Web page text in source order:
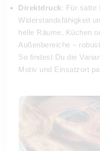
Direktdruck: Für satte
Widerstandsfähigkeit
helle Räume, Küchen
Außenbereiche –
So findest Du die
Motiv und Einsatzort